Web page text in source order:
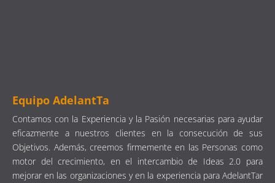
Equipo AdelantTa
Contamos con la Experiencia y la Pasión necesarias para ayudar
eficazmente a nuestros clientes en la consecución de sus
Objetivos. Además, creemos firmemente en las Personas como
motor del crecimiento, en el intercambio de Ideas 2.0 para
mejorar en las organizaciones y en la experiencia para AdelantTar